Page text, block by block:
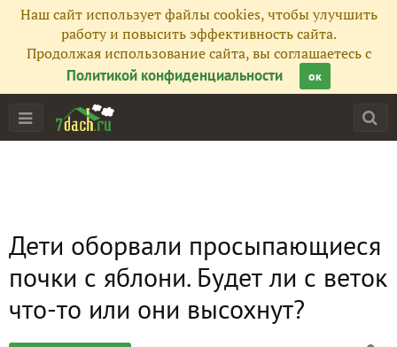
Наш сайт использует файлы cookies, чтобы улучшить
работу и повысить эффективность сайта.
Продолжая использование сайта, вы соглашаетесь с
Политикой конфиденциальности
ок
Дети оборвали просыпающиеся
почки с яблони. Будет ли с веток
что-то или они высохнут?